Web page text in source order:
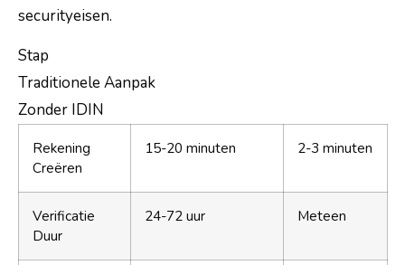
securityeisen.
Stap
Traditionele Aanpak
Zonder IDIN
Rekening
Creëren
15-20 minuten 2-3 minuten
Verificatie
Duur
24-72 uur Meteen